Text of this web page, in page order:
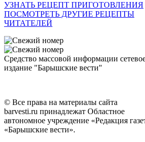
УЗНАТЬ РЕЦЕПТ ПРИГОТОВЛЕНИЯ
ПОСМОТРЕТЬ ДРУГИЕ РЕЦЕПТЫ
ЧИТАТЕЛЕЙ
Средство массовой информации
издание "Барышские вести"
© Все права на материалы сайта
barvesti.ru принадлежат Областное
автономное учреждение «Редакция
«Барышские вести».